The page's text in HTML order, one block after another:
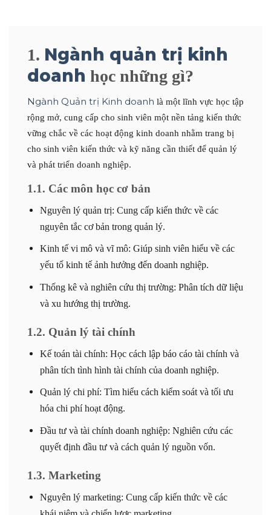
1. Ngành quản trị kinh
doanh học những gì?
Ngành Quản trị Kinh doanh là một lĩnh vực học tập
rộng mở, cung cấp cho sinh viên một nền tảng kiến thức
vững chắc về các hoạt động kinh doanh nhằm trang bị
cho sinh viên kiến thức và kỹ năng cần thiết để quản lý
và phát triển doanh nghiệp.
1.1. Các môn học cơ bản
Nguyên lý quản trị: Cung cấp kiến thức về các
nguyên tắc cơ bản trong quản lý.
Kinh tế vi mô và vĩ mô: Giúp sinh viên hiểu về các
yếu tố kinh tế ảnh hưởng đến doanh nghiệp.
Thống kê và nghiên cứu thị trường: Phân tích dữ liệu
và xu hướng thị trường.
1.2. Quản lý tài chính
Kế toán tài chính: Học cách lập báo cáo tài chính và
phân tích tình hình tài chính của doanh nghiệp.
Quản lý chi phí: Tìm hiểu cách kiểm soát và tối ưu
hóa chi phí hoạt động.
Đầu tư và tài chính doanh nghiệp: Nghiên cứu các
quyết định đầu tư và cách quản lý nguồn vốn.
1.3. Marketing
Nguyên lý marketing: Cung cấp kiến thức về các